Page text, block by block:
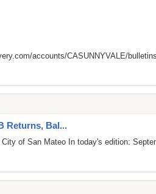
accounts/CASUNNYVALE/
Returns, Bal...
of San Mateo In today's edition: